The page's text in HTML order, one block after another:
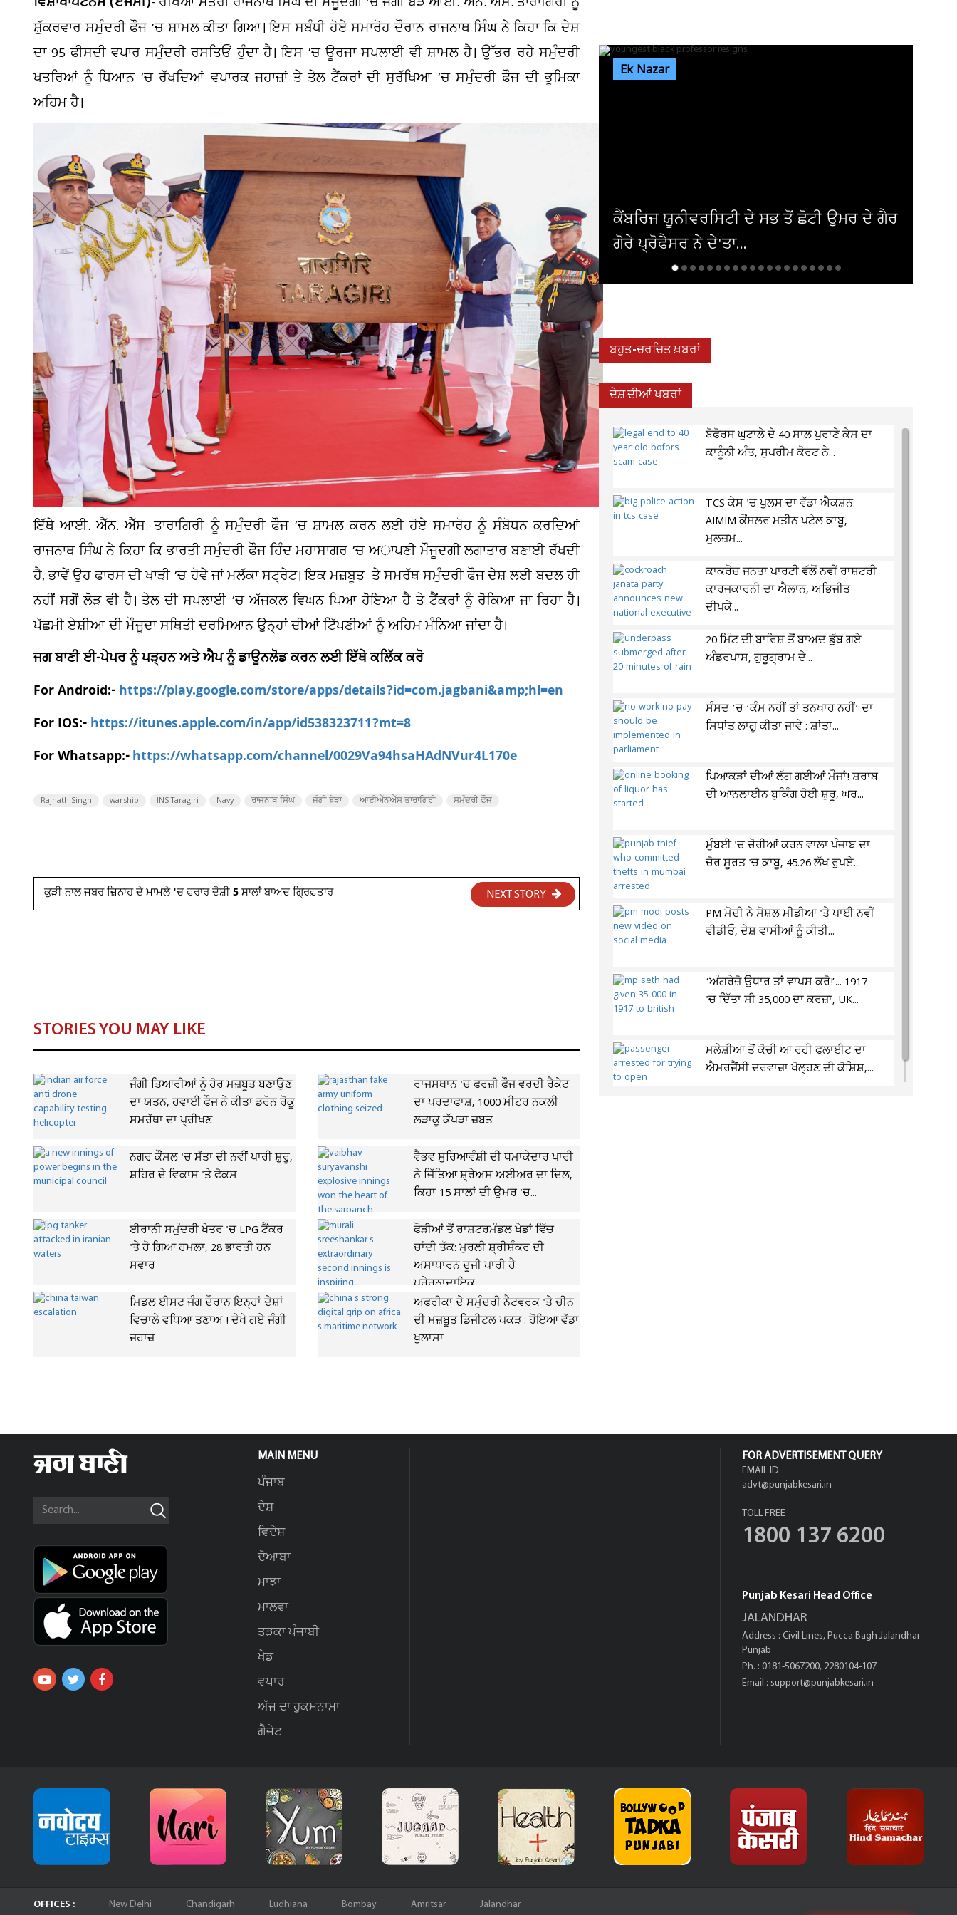
ਸ਼ੁੱਕਰਵਾਰ ਸਮੁੰਦਰੀ ਫੌਜ ’ਚ ਸ਼ਾਮਲ ਕੀਤਾ ਗਿਆ। ਇਸ ਸਬੰਧੀ ਹੋਏ ਸਮਾਰੋਹ ਦੌਰਾਨ ਰਾਜਨਾਥ ਸਿੰਘ ਨੇ ਕਿਹਾ ਕਿ ਦੇਸ਼
ਦਾ 95 ਫੀਸਦੀ ਵਪਾਰ ਸਮੁੰਦਰੀ ਰਸਤਿਓਂ ਹੁੰਦਾ ਹੈ। ਇਸ ’ਚ ਊਰਜਾ ਸਪਲਾਈ ਵੀ ਸ਼ਾਮਲ ਹੈ। ਉੱਭਰ ਰਹੇ ਸਮੁੰਦਰੀ
ਖਤਰਿਆਂ ਨੂੰ ਧਿਆਨ ’ਚ ਰੱਖਦਿਆਂ ਵਪਾਰਕ ਜਹਾਜ਼ਾਂ ਤੇ ਤੇਲ ਟੈਂਕਰਾਂ ਦੀ ਸੁਰੱਖਿਆ ’ਚ ਸਮੁੰਦਰੀ ਫੌਜ ਦੀ ਭੂਮਿਕਾ
ਅਹਿਮ ਹੈ।
ਇੱਥੇ ਆਈ. ਐੱਨ. ਐੱਸ. ਤਾਰਾਗਿਰੀ ਨੂੰ ਸਮੁੰਦਰੀ ਫੌਜ ’ਚ ਸ਼ਾਮਲ ਕਰਨ ਲਈ ਹੋਏ ਸਮਾਰੋਹ ਨੂੰ ਸੰਬੋਧਨ ਕਰਦਿਆਂ
ਰਾਜਨਾਥ ਸਿੰਘ ਨੇ ਕਿਹਾ ਕਿ ਭਾਰਤੀ ਸਮੁੰਦਰੀ ਫੌਜ ਹਿੰਦ ਮਹਾਸਾਗਰ ’ਚ ਅਾਪਣੀ ਮੌਜੂਦਗੀ ਲਗਾਤਾਰ ਬਣਾਈ ਰੱਖਦੀ
ਹੈ, ਭਾਵੇਂ ਉਹ ਫਾਰਸ ਦੀ ਖਾੜੀ ’ਚ ਹੋਵੇ ਜਾਂ ਮਲੱਕਾ ਸਟ੍ਰੇਟ। ਇਕ ਮਜ਼ਬੂਤ ​​ ਤੇ ਸਮਰੱਥ ਸਮੁੰਦਰੀ ਫੌਜ ਦੇਸ਼ ਲਈ ਬਦਲ ਹੀ
ਨਹੀਂ ਸਗੋਂ ਲੋੜ ਵੀ ਹੈ। ਤੇਲ ਦੀ ਸਪਲਾਈ ’ਚ ਅੱਜਕਲ ਵਿਘਨ ਪਿਆ ਹੋਇਆ ਹੈ ਤੇ ਟੈਂਕਰਾਂ ਨੂੰ ਰੋਕਿਆ ਜਾ ਰਿਹਾ ਹੈ।
ਪੱਛਮੀ ਏਸ਼ੀਆ ਦੀ ਮੌਜੂਦਾ ਸਥਿਤੀ ਦਰਮਿਆਨ ਉਨ੍ਹਾਂ ਦੀਆਂ ਟਿੱਪਣੀਆਂ ਨੂੰ ਅਹਿਮ ਮੰਨਿਆ ਜਾਂਦਾ ਹੈ।
ਜਗ ਬਾਣੀ ਈ-ਪੇਪਰ ਨੂੰ ਪੜ੍ਹਨ ਅਤੇ ਐਪ ਨੂੰ ਡਾਊਨਲੋਡ ਕਰਨ ਲਈ ਇੱਥੇ ਕਲਿੱਕ ਕਰੋ
For Android:-https://play.google.com/store/apps/details?id=com.jagbani&amp;hl=en
For IOS:-https://itunes.apple.com/in/app/id538323711?mt=8
For Whatsapp:-https://whatsapp.com/channel/0029Va94hsaHAdNVur4L170e
Rajnath Singh warship INS Taragiri Navy ਰਾਜਨਾਥ ਸਿੰਘ ਜੰਗੀ ਬੇੜਾ ਆਈਐੱਨਐੱਸ ਤਾਰਾਗਿਰੀ ਸਮੁੰਦਰੀ ਫ਼ੌਜ
ਕੁੜੀ ਨਾਲ ਜਬਰ ਜ਼ਿਨਾਹ ਦੇ ਮਾਮਲੇ 'ਚ ਫਰਾਰ ਦੋਸ਼ੀ 5 ਸਾਲਾਂ ਬਾਅਦ ਗ੍ਰਿਫ਼ਤਾਰ NEXT STORY
STORIES YOU MAY LIKE
ਜੰਗੀ ਤਿਆਰੀਆਂ ਨੂੰ ਹੋਰ ਮਜ਼ਬੂਤ ਬਣਾਉਣ
ਦਾ ਯਤਨ, ਹਵਾਈ ਫੌਜ ਨੇ ਕੀਤਾ ਡਰੋਨ ਰੋਕੂ
ਸਮਰੱਥਾ ਦਾ ਪ੍ਰੀਖਣ
ਰਾਜਸਥਾਨ 'ਚ ਫਰਜ਼ੀ ਫੌਜ ਵਰਦੀ ਰੈਕੇਟ
ਦਾ ਪਰਦਾਫਾਸ਼, 1000 ਮੀਟਰ ਨਕਲੀ
ਲੜਾਕੂ ਕੱਪੜਾ ਜ਼ਬਤ
ਨਗਰ ਕੌਂਸਲ 'ਚ ਸੱਤਾ ਦੀ ਨਵੀਂ ਪਾਰੀ ਸ਼ੁਰੂ,
ਸ਼ਹਿਰ ਦੇ ਵਿਕਾਸ 'ਤੇ ਫੋਕਸ
ਵੈਭਵ ਸੁਰਿਆਵੰਸ਼ੀ ਦੀ ਧਮਾਕੇਦਾਰ ਪਾਰੀ
ਨੇ ਜਿੱਤਿਆ ਸ਼੍ਰੇਅਸ ਅਈਅਰ ਦਾ ਦਿਲ,
ਕਿਹਾ-15 ਸਾਲਾਂ ਦੀ ਉਮਰ 'ਚ...
ਈਰਾਨੀ ਸਮੁੰਦਰੀ ਖੇਤਰ 'ਚ LPG ਟੈਂਕਰ
'ਤੇ ਹੋ ਗਿਆ ਹਮਲਾ, 28 ਭਾਰਤੀ ਹਨ
ਸਵਾਰ
ਫੌੜੀਆਂ ਤੋਂ ਰਾਸ਼ਟਰਮੰਡਲ ਖੇਡਾਂ ਵਿੱਚ
ਚਾਂਦੀ ਤੱਕ: ਮੁਰਲੀ ​​ਸ਼੍ਰੀਸ਼ੰਕਰ ਦੀ
ਅਸਾਧਾਰਨ ਦੂਜੀ ਪਾਰੀ ਹੈ
ਪ੍ਰੇਰਨਾਦਾਇਕ
ਮਿਡਲ ਈਸਟ ਜੰਗ ਦੌਰਾਨ ਇਨ੍ਹਾਂ ਦੇਸ਼ਾਂ
ਵਿਚਾਲੇ ਵਧਿਆ ਤਣਾਅ ! ਦੇਖੇ ਗਏ ਜੰਗੀ
ਜਹਾਜ਼
ਅਫਰੀਕਾ ਦੇ ਸਮੁੰਦਰੀ ਨੈਟਵਰਕ 'ਤੇ ਚੀਨ
ਦੀ ਮਜ਼ਬੂਤ ਡਿਜੀਟਲ ਪਕੜ : ਹੋਇਆ ਵੱਡਾ
ਖੁਲਾਸਾ
Ek Nazar
ਅਮਰੀਕਾ ਨੇ ਇਰਾਕੀ ਏਅਰਾਲਾਈਨ ਤੋਂ ਹਟਾਈ
ਪਾਬੰਦੀ
ਬਹੁਤ-ਚਰਚਿਤ ਖ਼ਬਰਾਂ
ਦੇਸ਼ ਦੀਆਂ ਖਬਰਾਂ
ਬੋਫੋਰਸ ਘੁਟਾਲੇ ਦੇ 40 ਸਾਲ ਪੁਰਾਣੇ ਕੇਸ ਦਾ
ਕਾਨੂੰਨੀ ਅੰਤ, ਸੁਪਰੀਮ ਕੋਰਟ ਨੇ...
TCS ਕੇਸ 'ਚ ਪੁਲਸ ਦਾ ਵੱਡਾ ਐਕਸ਼ਨ:
AIMIM ਕੌਂਸਲਰ ਮਤੀਨ ਪਟੇਲ ਕਾਬੂ,
ਮੁਲਜ਼ਮ...
ਕਾਕਰੋਚ ਜਨਤਾ ਪਾਰਟੀ ਵੱਲੋਂ ਨਵੀਂ ਰਾਸ਼ਟਰੀ
ਕਾਰਜਕਾਰਨੀ ਦਾ ਐਲਾਨ, ਅਭਿਜੀਤ
ਦੀਪਕੇ...
20 ਮਿੰਟ ਦੀ ਬਾਰਿਸ਼ ਤੋਂ ਬਾਅਦ ਡੁੱਬ ਗਏ
ਅੰਡਰਪਾਸ, ਗੁਰੂਗ੍ਰਾਮ ਦੇ...
ਸੰਸਦ ’ਚ ‘ਕੰਮ ਨਹੀਂ ਤਾਂ ਤਨਖਾਹ ਨਹੀਂ’ ਦਾ
ਸਿਧਾਂਤ ਲਾਗੂ ਕੀਤਾ ਜਾਵੇ : ਸ਼ਾਂਤਾ...
ਪਿਆਕੜਾਂ ਦੀਆਂ ਲੱਗ ਗਈਆਂ ਮੌਜਾਂ! ਸ਼ਰਾਬ
ਦੀ ਆਨਲਾਈਨ ਬੁਕਿੰਗ ਹੋਈ ਸ਼ੁਰੂ, ਘਰ...
ਮੁੰਬਈ 'ਚ ਚੋਰੀਆਂ ਕਰਨ ਵਾਲਾ ਪੰਜਾਬ ਦਾ
ਚੋਰ ਸੂਰਤ 'ਚ ਕਾਬੂ, 45.26 ਲੱਖ ਰੁਪਏ...
PM ਮੋਦੀ ਨੇ ਸੋਸ਼ਲ ਮੀਡੀਆ 'ਤੇ ਪਾਈ ਨਵੀਂ
ਵੀਡੀਓ, ਦੇਸ਼ ਵਾਸੀਆਂ ਨੂੰ ਕੀਤੀ...
‘ਅੰਗਰੇਜ਼ੋ ਉਧਾਰ ਤਾਂ ਵਾਪਸ ਕਰੋ!’... 1917
'ਚ ਦਿੱਤਾ ਸੀ 35,000 ਦਾ ਕਰਜ਼ਾ, UK...
ਮਲੇਸ਼ੀਆ ਤੋਂ ਕੋਚੀ ਆ ਰਹੀ ਫਲਾਈਟ ਦਾ
ਐਮਰਜੈਂਸੀ ਦਰਵਾਜ਼ਾ ਖੋਲ੍ਹਣ ਦੀ ਕੋਸ਼ਿਸ਼,...
MAIN MENU
ਪੰਜਾਬ
ਦੇਸ਼
ਵਿਦੇਸ਼
ਦੋਆਬਾ
ਮਾਝਾ
ਮਾਲਵਾ
ਤੜਕਾ ਪੰਜਾਬੀ
ਖੇਡ
ਵਪਾਰ
ਅੱਜ ਦਾ ਹੁਕਮਨਾਮਾ
ਗੈਜੇਟ
FOR ADVERTISEMENT QUERY
EMAIL ID
advt@punjabkesari.in
TOLL FREE
1800 137 6200
Punjab Kesari Head Office
JALANDHAR
Address : Civil Lines, Pucca Bagh Jalandhar
Punjab
Ph. : 0181-5067200, 2280104-107
Email : support@punjabkesari.in
OFFICES : New Delhi Chandigarh Ludhiana Bombay Amritsar Jalandhar